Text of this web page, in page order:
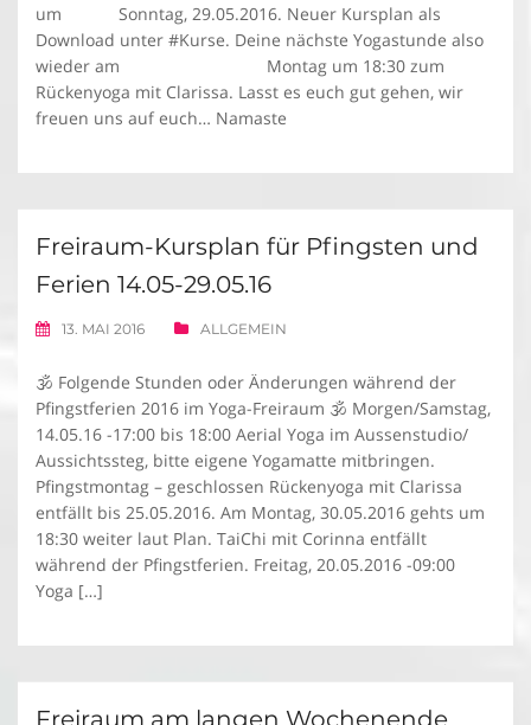
um Sonntag, 29.05.2016. Neuer Kursplan als
Download unter #Kurse. Deine nächste Yogastunde also
wieder am Montag um 18:30 zum
Rückenyoga mit Clarissa. Lasst es euch gut gehen, wir
freuen uns auf euch… Namaste
Freiraum-Kursplan für Pfingsten und
Ferien 14.05-29.05.16
13. MAI 2016 ALLGEMEIN
🕉 Folgende Stunden oder Änderungen während der
Pfingstferien 2016 im Yoga-Freiraum 🕉 Morgen/Samstag,
14.05.16 -17:00 bis 18:00 Aerial Yoga im Aussenstudio/
Aussichtssteg, bitte eigene Yogamatte mitbringen.
Pfingstmontag – geschlossen Rückenyoga mit Clarissa
entfällt bis 25.05.2016. Am Montag, 30.05.2016 gehts um
18:30 weiter laut Plan. TaiChi mit Corinna entfällt
während der Pfingstferien. Freitag, 20.05.2016 -09:00
Yoga […]
Freiraum am langen Wochenende